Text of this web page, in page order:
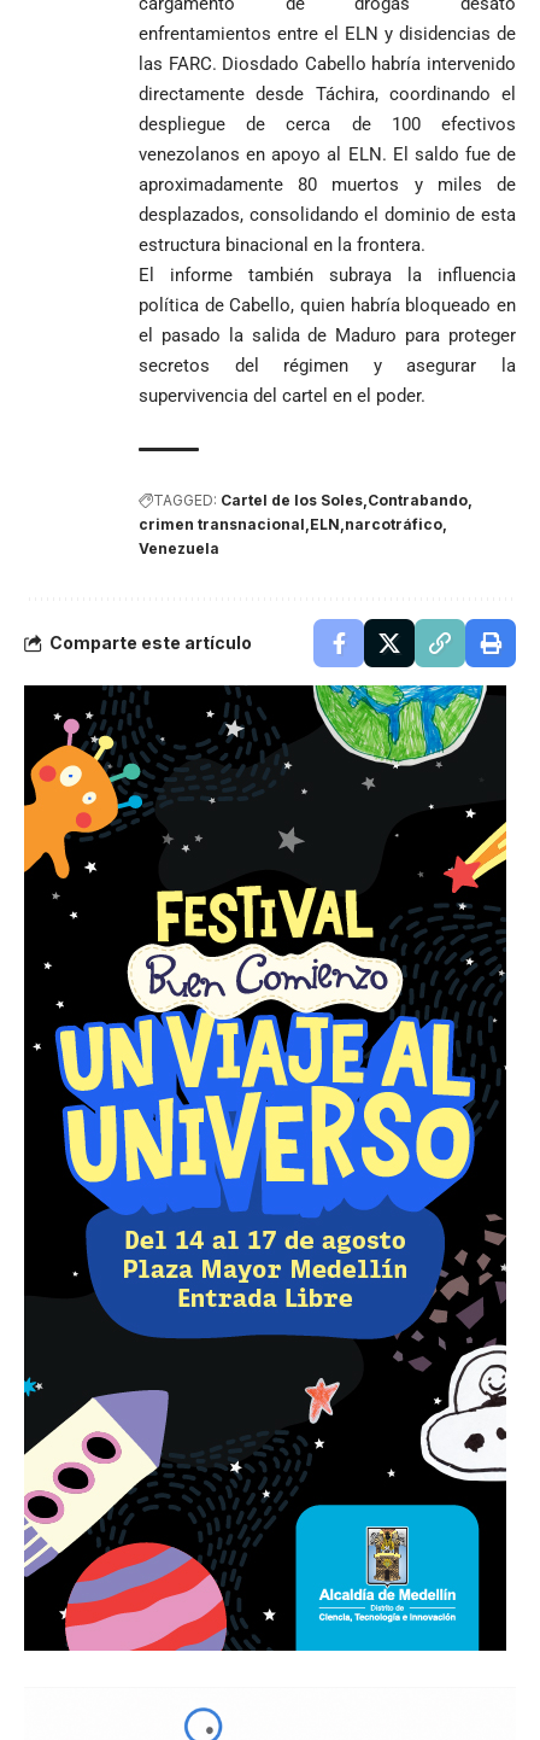
enfrentamientos entre el ELN y disidencias de
las FARC. Diosdado Cabello habría intervenido
directamente desde Táchira, coordinando el
despliegue de cerca de 100 efectivos
venezolanos en apoyo al ELN. El saldo fue de
aproximadamente 80 muertos y miles de
desplazados, consolidando el dominio de esta
estructura binacional en la frontera.
El informe también subraya la influencia
política de Cabello, quien habría bloqueado en
el pasado la salida de Maduro para proteger
secretos del régimen y asegurar la
supervivencia del cartel en el poder.
TAGGED: Cartel de los Soles Contrabando
crimen transnacional ELN narcotráfico
Venezuela
Comparte este artículo